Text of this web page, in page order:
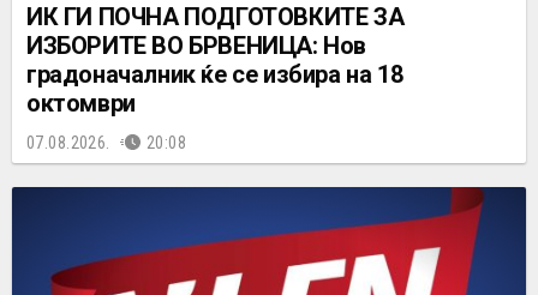
ИК ГИ ПОЧНА ПОДГОТОВКИТЕ ЗА
ИЗБОРИТЕ ВО БРВЕНИЦА: Нов
градоначалник ќе се избира на 18
октомври
07.08.2026. 20:08